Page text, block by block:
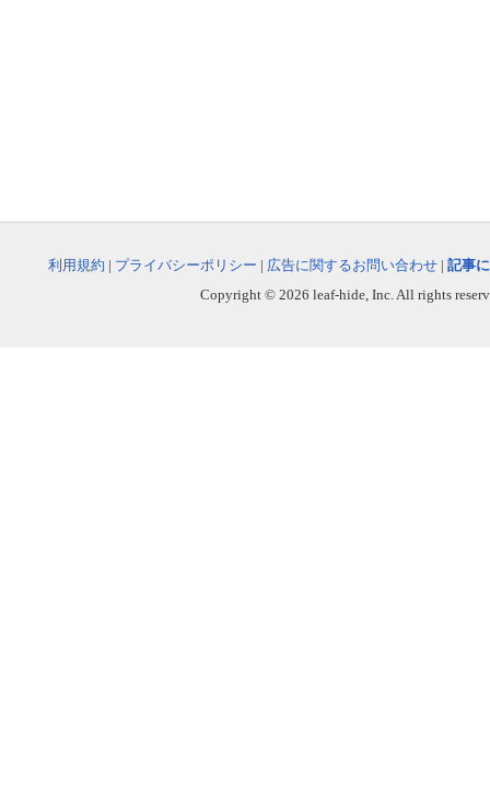
利用規約 | プライバシーポリシー | 広告に関するお問い合わせ | 記事
Copyright © 2026 leaf-hide, Inc. All rights